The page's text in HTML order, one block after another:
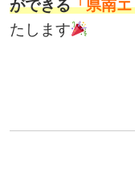
ができる「県南
たします